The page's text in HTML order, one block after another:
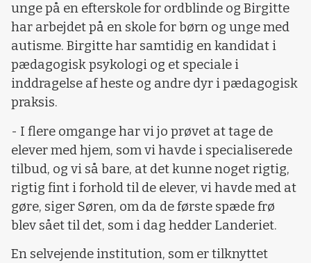
unge på en efterskole for ordblinde og Birgitte
har arbejdet på en skole for børn og unge med
autisme. Birgitte har samtidig en kandidat i
pædagogisk psykologi og et speciale i
inddragelse af heste og andre dyr i pædagogisk
praksis.
- I flere omgange har vi jo prøvet at tage de
elever med hjem, som vi havde i specialiserede
tilbud, og vi så bare, at det kunne noget rigtig,
rigtig fint i forhold til de elever, vi havde med at
gøre, siger Søren, om da de første spæde frø
blev sået til det, som i dag hedder Landeriet.
En selvejende institution, som er tilknyttet